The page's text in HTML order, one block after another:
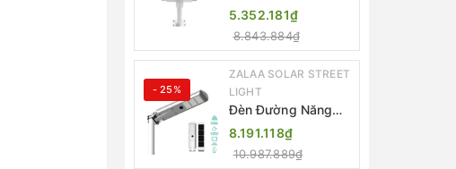
Lượng Mặt Trời
Nhôm Đúc ZALAA
ZL-BWH Cao Cấp
IP65
5.352.181₫
8.843.884₫
- 25%
ZALAA SOLAR STREET
LIGHT
Đèn Đường Năng
Lượng Mặt Trời Tích
Hợp Camera ZALAA
ZL-BJ04-CCTV
8.191.118₫
10.987.889₫